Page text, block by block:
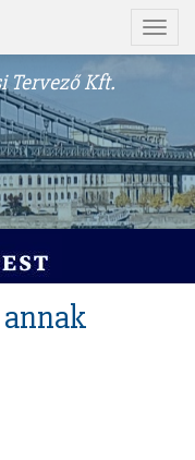
Tervező Kft.
Menü
annak